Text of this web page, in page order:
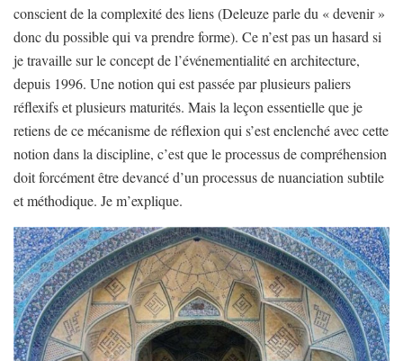
conscient de la complexité des liens (Deleuze parle du « devenir »
donc du possible qui va prendre forme). Ce n’est pas un hasard si
je travaille sur le concept de l’événementialité en architecture,
depuis 1996. Une notion qui est passée par plusieurs paliers
réflexifs et plusieurs maturités. Mais la leçon essentielle que je
retiens de ce mécanisme de réflexion qui s’est enclenché avec cette
notion dans la discipline, c’est que le processus de compréhension
doit forcément être devancé d’un processus de nuanciation subtile
et méthodique. Je m’explique.